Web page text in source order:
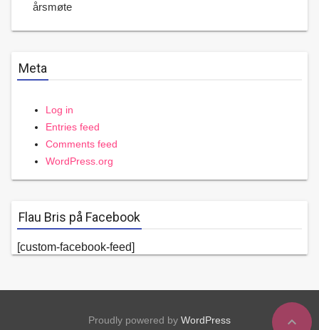
expand_less
årsmøte
Meta
Log in
Entries feed
Comments feed
WordPress.org
Flau Bris på Facebook
[custom-facebook-feed]
Proudly powered by WordPress